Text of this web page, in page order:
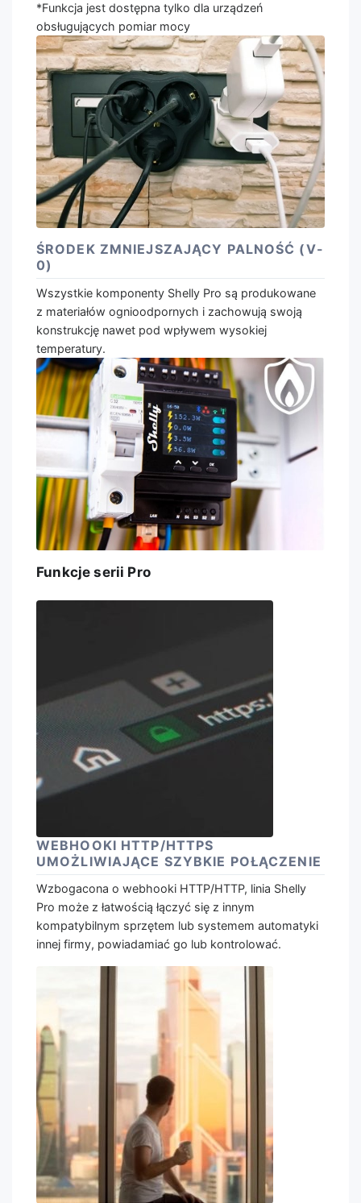
*Funkcja jest dostępna tylko dla urządzeń
obsługujących pomiar mocy
ŚRODEK ZMNIEJSZAJĄCY PALNOŚĆ (V-
0)
Wszystkie komponenty Shelly Pro są produkowane
z materiałów ognioodpornych i zachowują swoją
konstrukcję nawet pod wpływem wysokiej
temperatury.
Funkcje serii Pro
WEBHOOKI HTTP/HTTPS
UMOŻLIWIAJĄCE SZYBKIE POŁĄCZENIE
Wzbogacona o webhooki HTTP/HTTP, linia Shelly
Pro może z łatwością łączyć się z innym
kompatybilnym sprzętem lub systemem automatyki
innej firmy, powiadamiać go lub kontrolować.